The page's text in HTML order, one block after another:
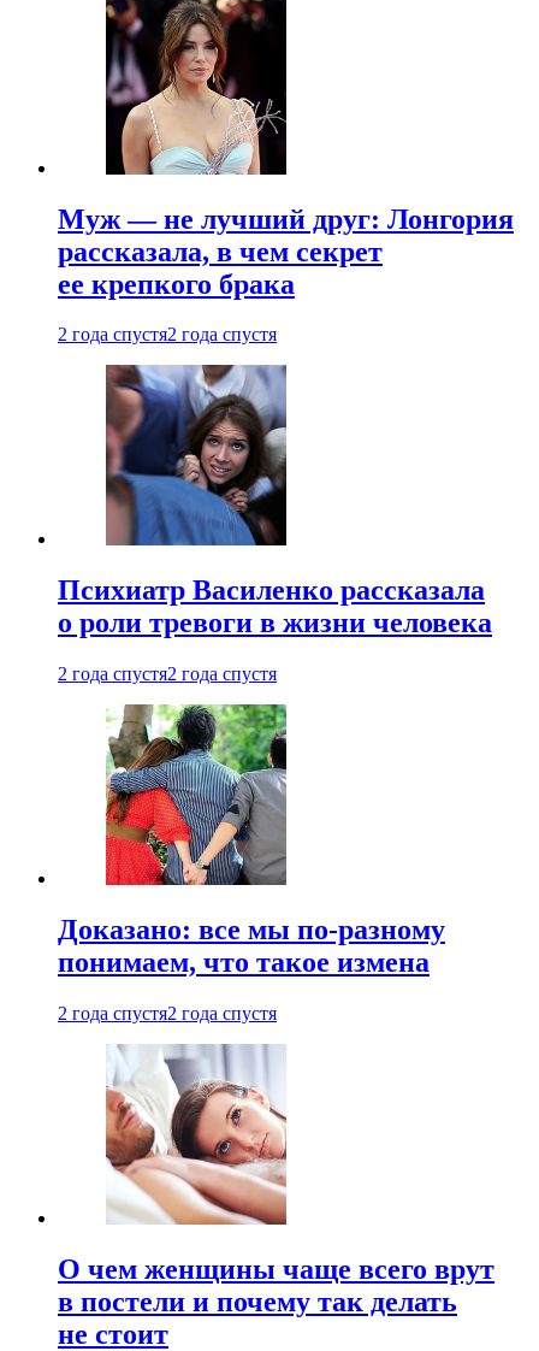
Муж — не лучший друг: Лонгория
рассказала, в чем секрет
ее крепкого брака
2 года спустя2 года спустя
Психиатр Василенко рассказала
о роли тревоги в жизни человека
2 года спустя2 года спустя
Доказано: все мы по-разному
понимаем, что такое измена
2 года спустя2 года спустя
О чем женщины чаще всего врут
в постели и почему так делать
не стоит